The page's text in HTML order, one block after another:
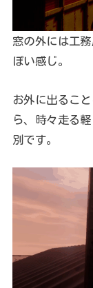
窓の外には工
ぽい感じ。
お外に出るこ
ら、時々走る
別です。